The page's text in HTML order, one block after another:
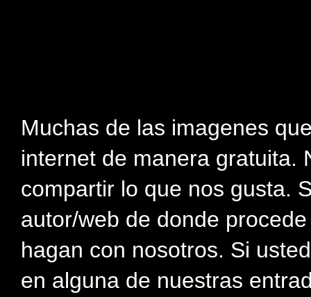
Muchas de las imagenes
internet de manera gratuita.
compartir lo que nos gusta.
autor/web de donde
hagan con nosotros. Si
en alguna de nuestras